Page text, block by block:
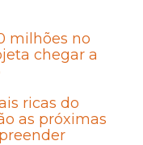
milhões no
chegar a
ricas do
as próximas